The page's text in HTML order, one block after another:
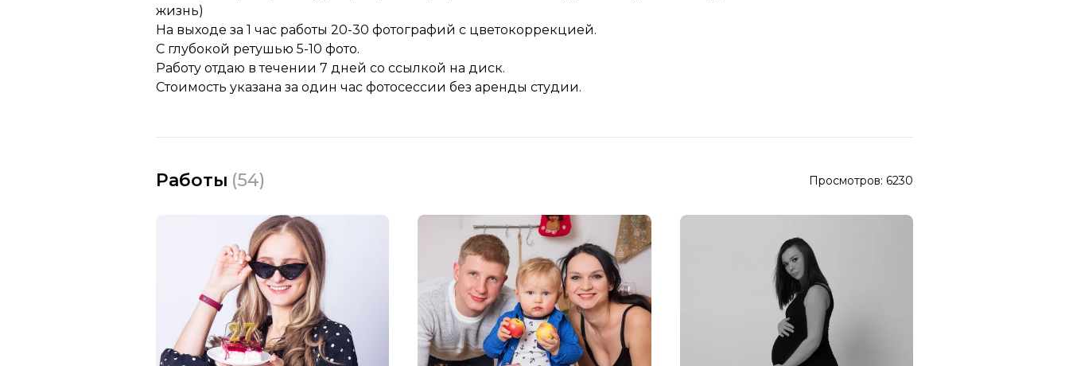
жизнь)
На выходе за 1 час работы 20-30 фотографий с цветокоррекцией.
С глубокой ретушью 5-10 фото.
Работу отдаю в течении 7 дней со ссылкой на диск.
Стоимость указана за один час фотосессии без аренды студии.
Работы (54) Просмотров: 6230